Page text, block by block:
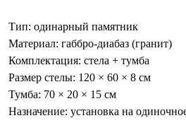
Тип: одинарный памятник
Материал: габбро-диабаз (гранит)
Комплектация: стела + тумба
Размер стелы: 120 × 60 × 8 см
Тумба: 70 × 20 × 15 см
Назначение: установка на